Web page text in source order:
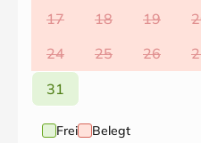
17
18 19
24
25 26
31
Frei Belegt